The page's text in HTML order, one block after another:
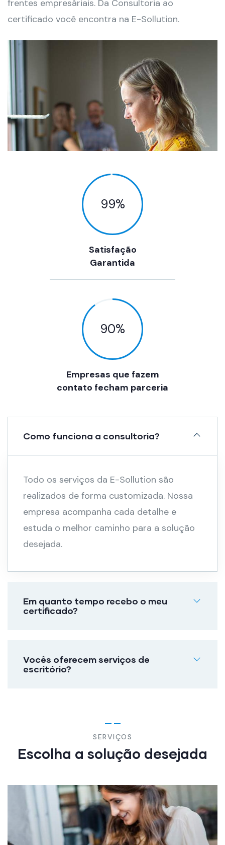
frentes empresáriais. Da Consultoria ao
certificado você encontra na E-Sollution.
99%
Satisfação
Garantida
90%
Empresas que fazem
contato fecham parceria
Como funciona a consultoria?
Todo os serviços da E-Sollution são
realizados de forma customizada. Nossa
empresa acompanha cada detalhe e
estuda o melhor caminho para a solução
desejada.
Em quanto tempo recebo o meu
certificado?
Vocês oferecem serviços de
escritório?
SERVIÇOS
Escolha a solução desejada